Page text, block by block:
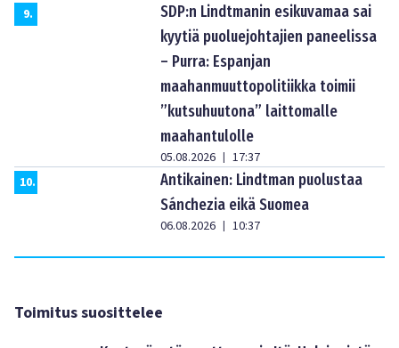
9.
SDP:n Lindtmanin esikuvamaa sai
kyytiä puoluejohtajien paneelissa
– Purra: Espanjan
maahanmuuttopolitiikka toimii
”kutsuhuutona” laittomalle
maahantulolle
05.08.2026 | 17:37
10.
Antikainen: Lindtman puolustaa
Sánchezia eikä Suomea
06.08.2026 | 10:37
Toimitus suosittelee